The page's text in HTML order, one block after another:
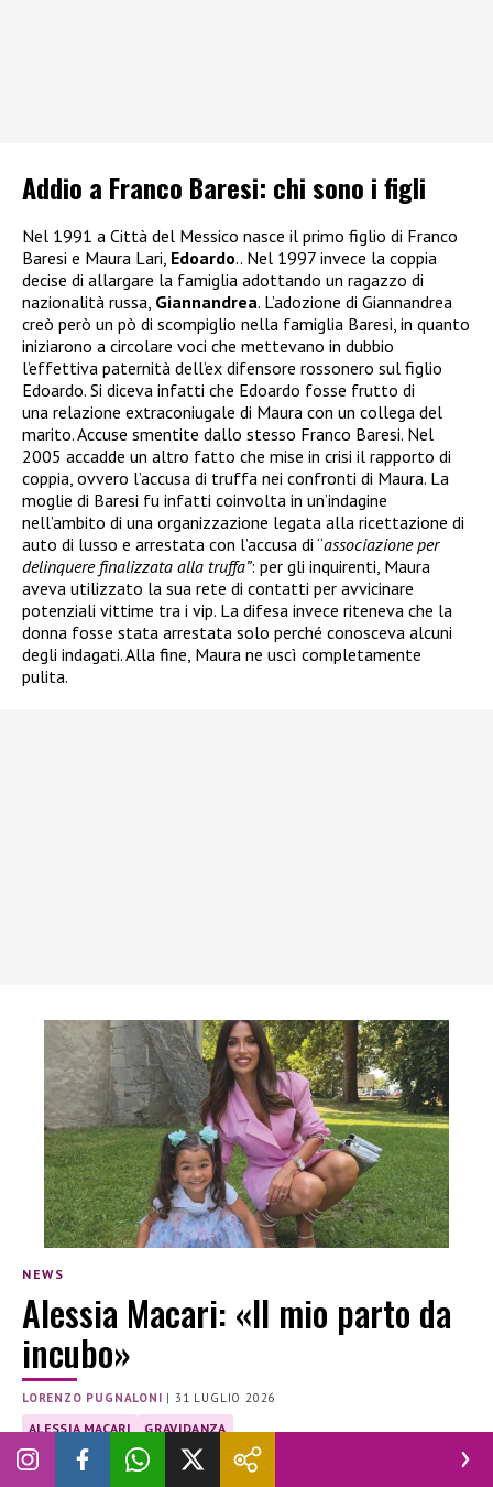
Addio a Franco Baresi: chi sono i figli
Nel 1991 a Città del Messico nasce il primo figlio di Franco
Baresi e Maura Lari, Edoardo.. Nel 1997 invece la coppia
decise di allargare la famiglia adottando un ragazzo di
nazionalità russa, Giannandrea. L’adozione di Giannandrea
creò però un pò di scompiglio nella famiglia Baresi, in quanto
iniziarono a circolare voci che mettevano in dubbio
l’effettiva paternità dell’ex difensore rossonero sul figlio
Edoardo. Si diceva infatti che Edoardo fosse frutto di
una relazione extraconiugale di Maura con un collega del
marito. Accuse smentite dallo stesso Franco Baresi. Nel
2005 accadde un altro fatto che mise in crisi il rapporto di
coppia, ovvero l’accusa di truffa nei confronti di Maura. La
moglie di Baresi fu infatti coinvolta in un’indagine
nell’ambito di una organizzazione legata alla ricettazione di
auto di lusso e arrestata con l’accusa di “associazione per
delinquere finalizzata alla truffa”: per gli inquirenti, Maura
aveva utilizzato la sua rete di contatti per avvicinare
potenziali vittime tra i vip. La difesa invece riteneva che la
donna fosse stata arrestata solo perché conosceva alcuni
degli indagati. Alla fine, Maura ne uscì completamente
pulita.
NEWS
Alessia Macari: «Il mio parto da
incubo»
LORENZO PUGNALONI |31 LUGLIO 2026
ALESSIA MACARI GRAVIDANZA
La showgirl racconta, a distanza di quattro anni, il dramma